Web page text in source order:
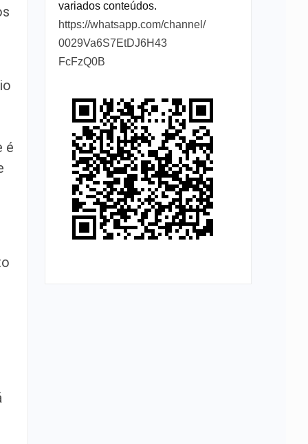
é
variados conteúdos.
https://whatsapp.com/channel/
0029Va6S7EtDJ6H43
FcFzQ0B